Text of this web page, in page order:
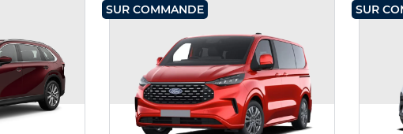
SUR COMMANDE SUR